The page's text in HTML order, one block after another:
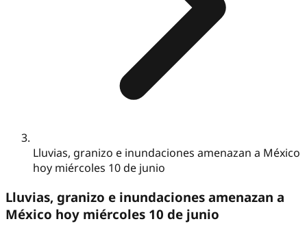
Lluvias, granizo e inundaciones amenazan a México
hoy miércoles 10 de junio
Lluvias, granizo e inundaciones amenazan a
México hoy miércoles 10 de junio